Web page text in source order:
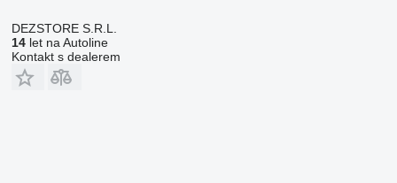
DEZSTORE S.R.L.
14let na Autoline
Kontakt s dealerem